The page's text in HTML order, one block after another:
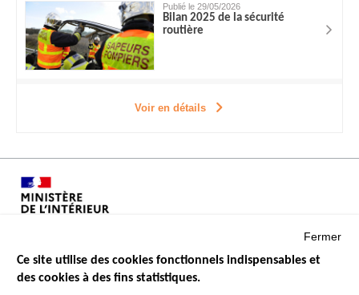
Publié le 29/05/2026
Bilan 2025 de la sécurité
routière
Voir en détails
Fermer
Ce site utilise des cookies fonctionnels indispensables et
des cookies à des fins statistiques.